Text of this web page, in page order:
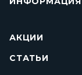
АКЦИИ
СТАТЬИ